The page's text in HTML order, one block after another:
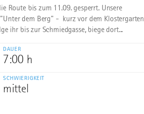
Route bis zum 11.09. gesperrt. Unsere
dem Berg" - kurz vor dem Klostergarten
ihr bis zur Schmiedgasse, biege dort...
DAUER
7:00 h
SCHWIERIGKEIT
mittel